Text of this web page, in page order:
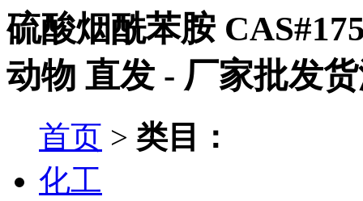
硫酸烟酰苯胺
动物 直发 - 厂家批发
首页 > 类目：
化工